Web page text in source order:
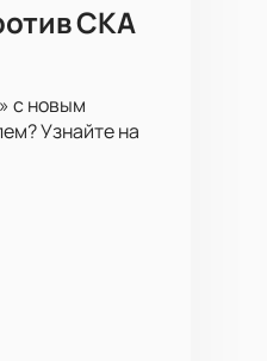
СКА
с новым
Узнайте на